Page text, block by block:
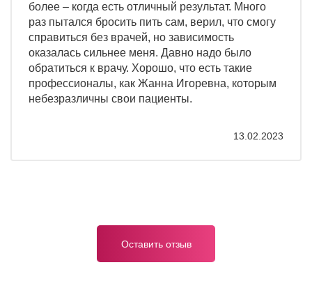
более – когда есть отличный результат. Много
раз пытался бросить пить сам, верил, что смогу
справиться без врачей, но зависимость
оказалась сильнее меня. Давно надо было
обратиться к врачу. Хорошо, что есть такие
профессионалы, как Жанна Игоревна, которым
небезразличны свои пациенты.
13.02.2023
Оставить отзыв